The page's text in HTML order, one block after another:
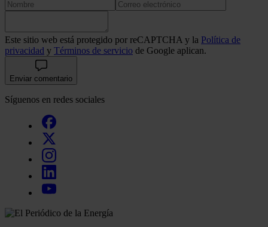
Este sitio web está protegido por reCAPTCHA y la Política de
privacidad y Términos de servicio de Google aplican.
Enviar comentario
Síguenos en redes sociales